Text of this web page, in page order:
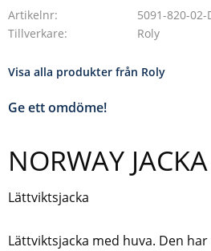
Artikelnr
5091-820-02-
Tillverkare
Roly
Visa alla produkter från Roly
Ge ett omdöme!
NORWAY
Lättviktsjacka
Lättviktsjacka med huva. Den